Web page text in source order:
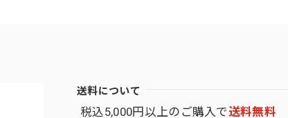
送料について
税込5,000円以上のご購入で送料無料